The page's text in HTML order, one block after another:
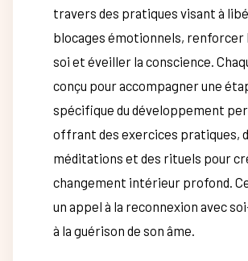
travers des pratiques visant à
blocages émotionnels, renforcer
soi et éveiller la conscience.
conçu pour accompagner une
spécifique du développement
offrant des exercices pratiques,
méditations et des rituels pour
changement intérieur profond.
un appel à la reconnexion avec
à la guérison de son âme.